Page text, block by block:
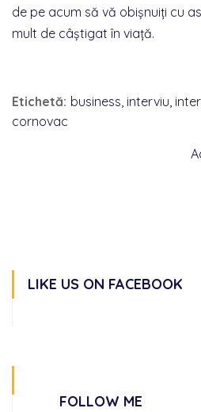
de pe acum să vă obișnuiți cu
mult de câștigat în viață.
Etichetă: business, interviu,
cornovac
LIKE US ON FACEBOOK
FOLLOW ME